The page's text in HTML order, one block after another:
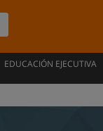
EDUCACIÓN EJECUTIVA